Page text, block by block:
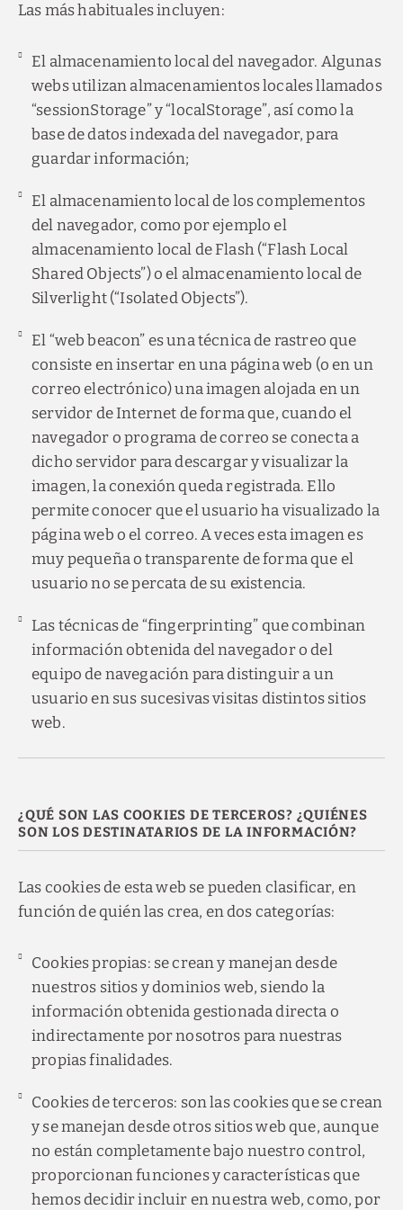
Las más habituales incluyen:
El almacenamiento local del navegador. Algunas
webs utilizan almacenamientos locales llamados
“sessionStorage” y “localStorage”, así como la
base de datos indexada del navegador, para
guardar información;
El almacenamiento local de los complementos
del navegador, como por ejemplo el
almacenamiento local de Flash (“Flash Local
Shared Objects”) o el almacenamiento local de
Silverlight (“Isolated Objects”).
El “web beacon” es una técnica de rastreo que
consiste en insertar en una página web (o en un
correo electrónico) una imagen alojada en un
servidor de Internet de forma que, cuando el
navegador o programa de correo se conecta a
dicho servidor para descargar y visualizar la
imagen, la conexión queda registrada. Ello
permite conocer que el usuario ha visualizado la
página web o el correo. A veces esta imagen es
muy pequeña o transparente de forma que el
usuario no se percata de su existencia.
Las técnicas de “fingerprinting” que combinan
información obtenida del navegador o del
equipo de navegación para distinguir a un
usuario en sus sucesivas visitas distintos sitios
web.
¿QUÉ SON LAS COOKIES DE TERCEROS? ¿QUIÉNES
SON LOS DESTINATARIOS DE LA INFORMACIÓN?
Las cookies de esta web se pueden clasificar, en
función de quién las crea, en dos categorías:
Cookies propias: se crean y manejan desde
nuestros sitios y dominios web, siendo la
información obtenida gestionada directa o
indirectamente por nosotros para nuestras
propias finalidades.
Cookies de terceros: son las cookies que se crean
y se manejan desde otros sitios web que, aunque
no están completamente bajo nuestro control,
proporcionan funciones y características que
hemos decidir incluir en nuestra web, como, por